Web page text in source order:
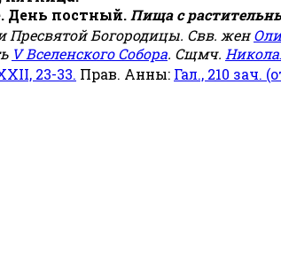
День постный. Пища с
Пресвятой Богородицы. Свв. жен
V Вселенского Собора. Сщмч.
23-33. Прав. Анны: Гал., 210 зач.